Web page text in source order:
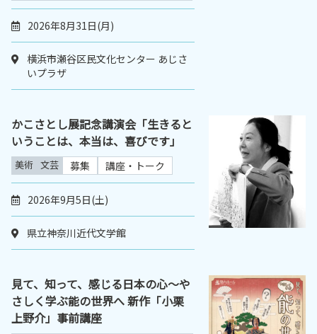
2026年8月31日(月)
横浜市瀬谷区民文化センター あじさ
いプラザ
かこさとし展記念講演会「生きると
いうことは、本当は、喜びです」
美術 文芸 募集 講座・トーク
2026年9月5日(土)
県立神奈川近代文学館
見て、知って、感じる日本の心～や
さしく学ぶ能の世界へ 新作「小栗
上野介」事前講座